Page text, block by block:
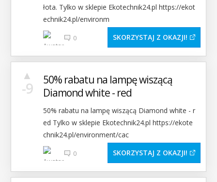
łota. Tylko w sklepie Ekotechnik24.pl https://ekot
echnik24.pl/environm
0 SKORZYSTAJ Z OKAZJI
-9
▲
50% rabatu na lampę wiszącą
Diamond white - red
50% rabatu na lampę wiszącą Diamond white - r
ed Tylko w sklepie Ekotechnik24.pl https://ekote
chnik24.pl/environment/cac
0 SKORZYSTAJ Z OKAZJI